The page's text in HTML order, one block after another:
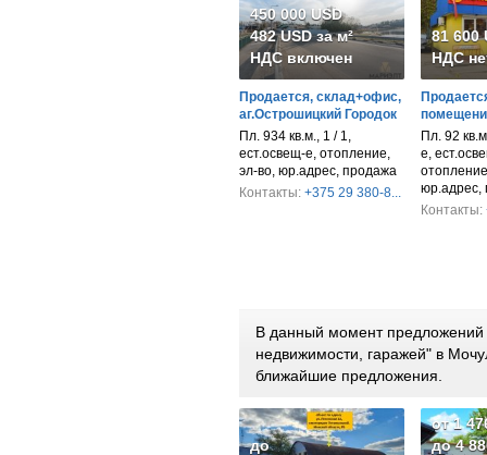
450 000 USD
482 USD за м²
НДС включен
Продается, склад+офис,
аг.Острошицкий Городок
Пл. 934 кв.м., 1 / 1,
ест.освещ-е, отопление,
эл-во, юр.адрес, продажа
Контакты: +375 29 380-8...
81 600
НДС
Пл. 92
е,
юр.адрес,
Контакты:
В данный момент предложений
недвижимости, гаражей" в
ближайшие предложения.
до
от 1
до 4